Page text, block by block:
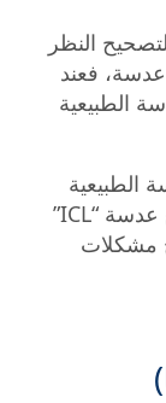
النظر
فعند
الطبيعية
الطبيعية
تظل كما هي دون المساس بها، مع وضع عدسة “ICL”
مشكلات